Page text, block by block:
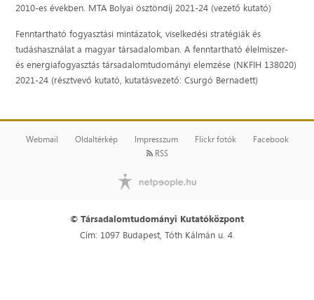
2010-es években. MTA Bolyai ösztöndíj 2021-24 (vezető kutató)
Fenntartható fogyasztási mintázatok, viselkedési stratégiák és
tudáshasználat a magyar társadalomban. A fenntartható élelmiszer-
és energiafogyasztás társadalomtudományi elemzése (NKFIH 138020)
2021-24 (résztvevő kutató, kutatásvezető: Csurgó Bernadett)
Webmail Oldaltérkép Impresszum Flickr fotók
Facebook
RSS
© Társadalomtudományi Kutatóközpont
Cím: 1097 Budapest, Tóth Kálmán u. 4.